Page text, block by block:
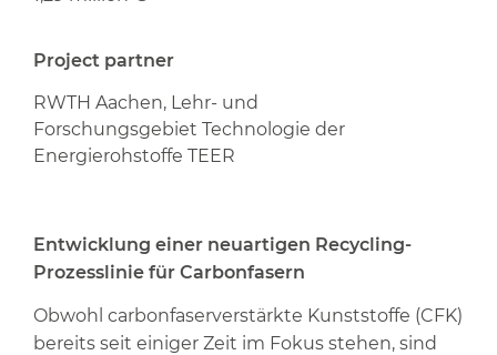
Project partner
RWTH Aachen, Lehr- und
Forschungsgebiet Technologie der
Energierohstoffe TEER
Entwicklung einer neuartigen Recycling-
Prozesslinie für Carbonfasern
Obwohl carbonfaserverstärkte Kunststoffe (CFK)
bereits seit einiger Zeit im Fokus stehen, sind